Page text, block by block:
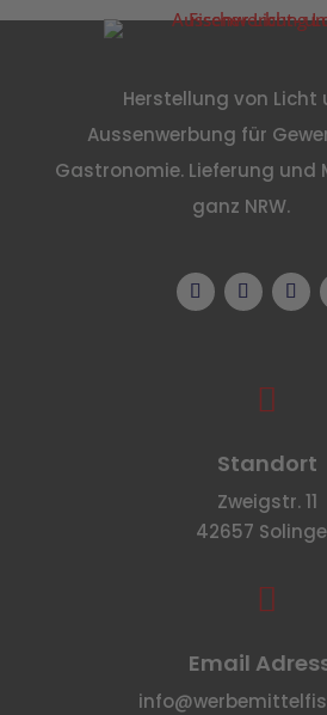
Herstellung von Licht
Aussenwerbung für
Gastronomie. Lieferung und
ganz NRW.

Standort
Zweigstr. 11
42657

Email